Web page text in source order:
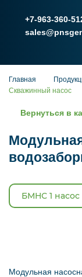
+7-963-360-
Главная
Скважинный насос
Вернуться в
БМНС 1 насос
Модульная